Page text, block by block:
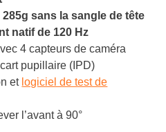
sans la sangle de tête
natif de 120 Hz
4 capteurs de caméra
pupillaire (IPD)
et logiciel de test de
l’avant à 90°